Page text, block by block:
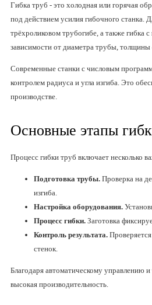
Гибка труб - это холодная или горячая
под действием усилия гибочного станка.
трёхроликовом трубогибе, а также гибка
зависимости от диаметра трубы, толщины
Современные станки с числовым
контролем радиуса и угла изгиба. Это
производстве.
Основные этапы
Процесс гибки труб включает несколько
Подготовка трубы. Проверка на
изгиба.
Настройка оборудования.
Процесс гибки. Заготовка
Контроль результата.
стенок.
Благодаря автоматическому управлению
высокая производительность.